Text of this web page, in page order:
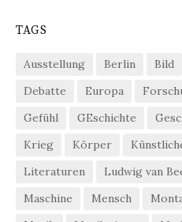
TAGS
Ausstellung Berlin Bild
Debatte
Europa
Gefühl
GEschichte
Krieg
Körper
Literaturen
Ludwig van
Maschine
Mensch